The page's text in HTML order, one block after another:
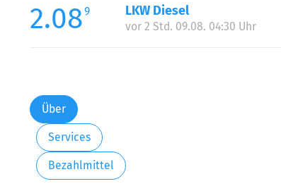
2.089 LKW Diesel
vor 2 Std. 09.08. 04:30 Uhr
Über
Services
Bezahlmittel